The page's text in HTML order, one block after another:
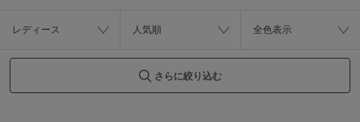
レディース 人気順 全色表示
さらに絞り込む